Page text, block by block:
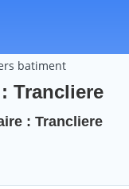
batiment
Trancliere
: Trancliere